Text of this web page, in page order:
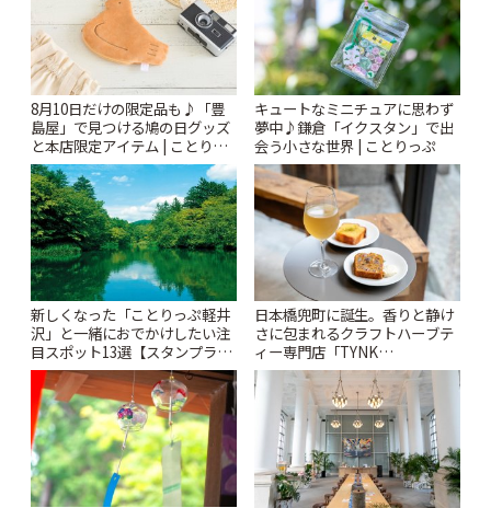
8月10日だけの限定品も♪「豊
島屋」で見つける鳩の日グッズ
と本店限定アイテム | ことりっ
ぷ
キュートなミニチュアに思わず
夢中♪鎌倉「イクスタン」で出
会う小さな世界 | ことりっぷ
新しくなった「ことりっぷ軽井
沢」と一緒におでかけしたい注
目スポット13選【スタンプラリ
ー開催中】 | ことりっぷ
日本橋兜町に誕生。香りと静け
さに包まれるクラフトハーブテ
ィー専門店「TYNK
Kabutocho」 | ことりっぷ